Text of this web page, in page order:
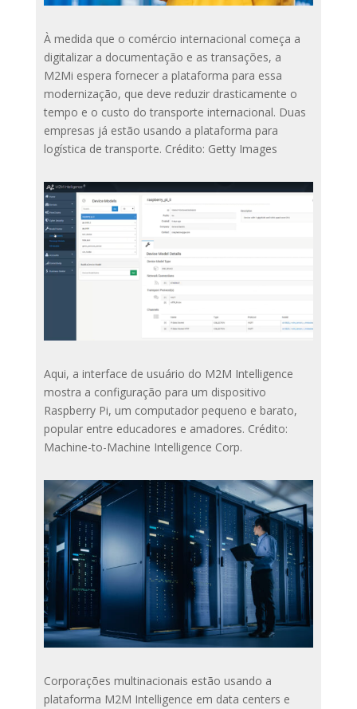
À medida que o comércio internacional começa a
digitalizar a documentação e as transações, a
M2Mi espera fornecer a plataforma para essa
modernização, que deve reduzir drasticamente o
tempo e o custo do transporte internacional. Duas
empresas já estão usando a plataforma para
logística de transporte. Crédito: Getty Images
Aqui, a interface de usuário do M2M Intelligence
mostra a configuração para um dispositivo
Raspberry Pi, um computador pequeno e barato,
popular entre educadores e amadores. Crédito:
Machine-to-Machine Intelligence Corp.
Corporações multinacionais estão usando a
plataforma M2M Intelligence em data centers e